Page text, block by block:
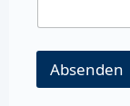
Absenden